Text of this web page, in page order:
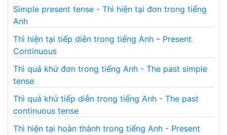
Simple present tense - Thì hiện tại đơn trong tiếng
Anh
Thì hiện tại tiếp diễn trong tiếng Anh – Present
Continuous
Thì quá khứ đơn trong tiếng Anh - The past simple
tense
Thì quá khứ tiếp diễn trong tiếng Anh - The past
continuous tense
Thì hiện tại hoàn thành trong tiếng Anh - Present